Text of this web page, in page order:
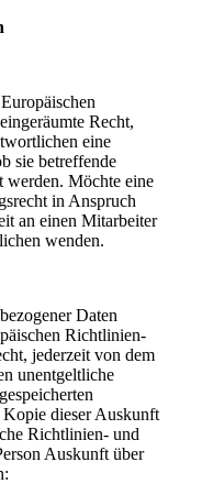
Recht,
eine
sie betreffende
werden. Möchte eine
in Anspruch
an einen Mitarbeiter
wenden.
Daten
Richtlinien-
jederzeit von dem
unentgeltliche
Kopie dieser Auskunft
Richtlinien- und
Auskunft über